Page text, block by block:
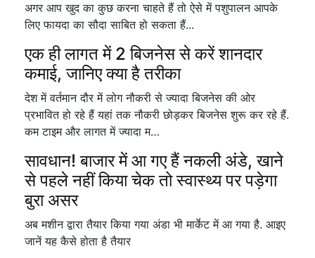
अगर आप खुद का कुछ करना चाहते हैं तो ऐसे में पशुपालन आपके
लिए फायदा का सौदा साबित हो सकता हैं...
एक ही लागत में 2 बिजनेस से करें शानदार
कमाई, जानिए क्या है तरीका
देश में वर्तमान दौर में लोग नौकरी से ज्यादा बिजनेस की ओर
प्रभावित हो रहे हैं यहां तक नौकरी छोड़कर बिजनेस शुरू कर रहे हैं.
कम टाइम और लागत में ज्यादा म…
सावधान! बाजार में आ गए हैं नकली अंडे, खाने
से पहले नहीं किया चेक तो स्वास्थ्य पर पड़ेगा
बुरा असर
अब मशीन द्वारा तैयार किया गया अंडा भी मार्केट में आ गया है. आइए
जानें यह कैसे होता है तैयार